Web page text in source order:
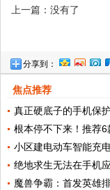
上一篇：没有了
分享到：
焦点推荐
真正硬底子的手机保
根本停不下来！推荐6
小区建电动车智能充
绝地求生无法在手机
魔兽争霸：首发英雄